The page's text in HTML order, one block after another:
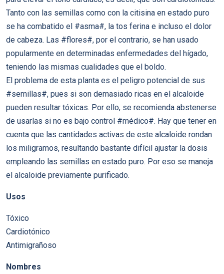
Tanto con las semillas como con la citisina en estado puro
se ha combatido el #asma#, la tos ferina e incluso el dolor
de cabeza. Las #flores#, por el contrario, se han usado
popularmente en determinadas enfermedades del hígado,
teniendo las mismas cualidades que el boldo.
El problema de esta planta es el peligro potencial de sus
#semillas#, pues si son demasiado ricas en el alcaloide
pueden resultar tóxicas. Por ello, se recomienda abstenerse
de usarlas si no es bajo control #médico#. Hay que tener en
cuenta que las cantidades activas de este alcaloide rondan
los miligramos, resultando bastante difícil ajustar la dosis
empleando las semillas en estado puro. Por eso se maneja
el alcaloide previamente purificado.
Usos
Tóxico
Cardiotónico
Antimigrañoso
Nombres